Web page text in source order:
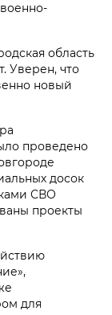
область
Уверен, что
новый
проведено
досок
СВО
проекты
для